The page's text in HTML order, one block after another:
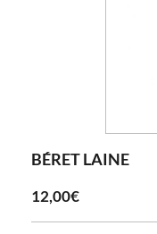
BÉRET LAINE
12,00€